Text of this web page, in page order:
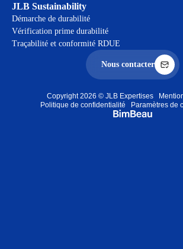
JLB Sustainability
Démarche de durabilité
Vérification prime durabilité
Traçabilité et conformité RDUE
Nous contacter
Copyright 2026 © JLB Expertises
Politique de confidentialité
Paramètres de